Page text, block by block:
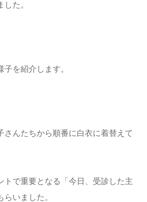
た。
を紹介します。
さんたちから順番に白衣に着替えて
トで重要となる「今日、受診した主
いました。